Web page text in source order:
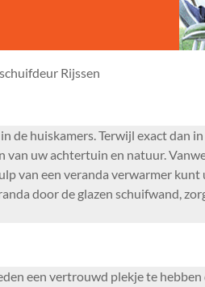
Rijssen
huiskamers. Terwijl exact dan
uw achtertuin en natuur.
van een veranda verwarmer
door de glazen schuifwand,
een vertrouwd plekje te